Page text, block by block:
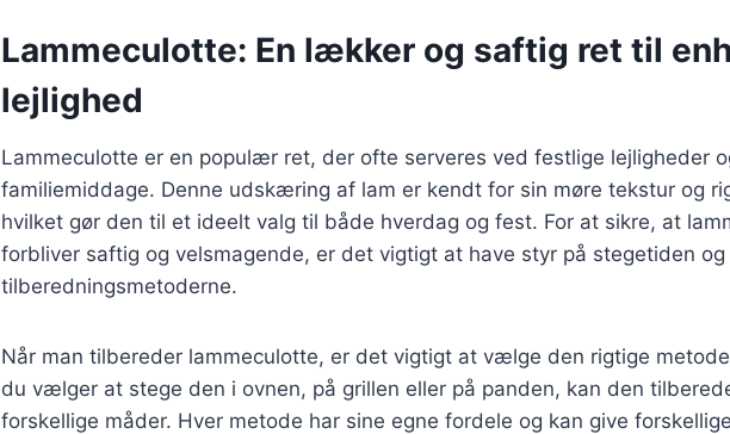
Lammeculotte: En lækker og saftig ret til
lejlighed
Lammeculotte er en populær ret, der ofte serveres ved festlige lejligheder
familiemiddage. Denne udskæring af lam er kendt for sin møre tekstur og
hvilket gør den til et ideelt valg til både hverdag og fest. For at sikre, at
forbliver saftig og velsmagende, er det vigtigt at have styr på stegetiden og
tilberedningsmetoderne.
Når man tilbereder lammeculotte, er det vigtigt at vælge den rigtige
du vælger at stege den i ovnen, på grillen eller på panden, kan den
forskellige måder. Hver metode har sine egne fordele og kan give forskellige